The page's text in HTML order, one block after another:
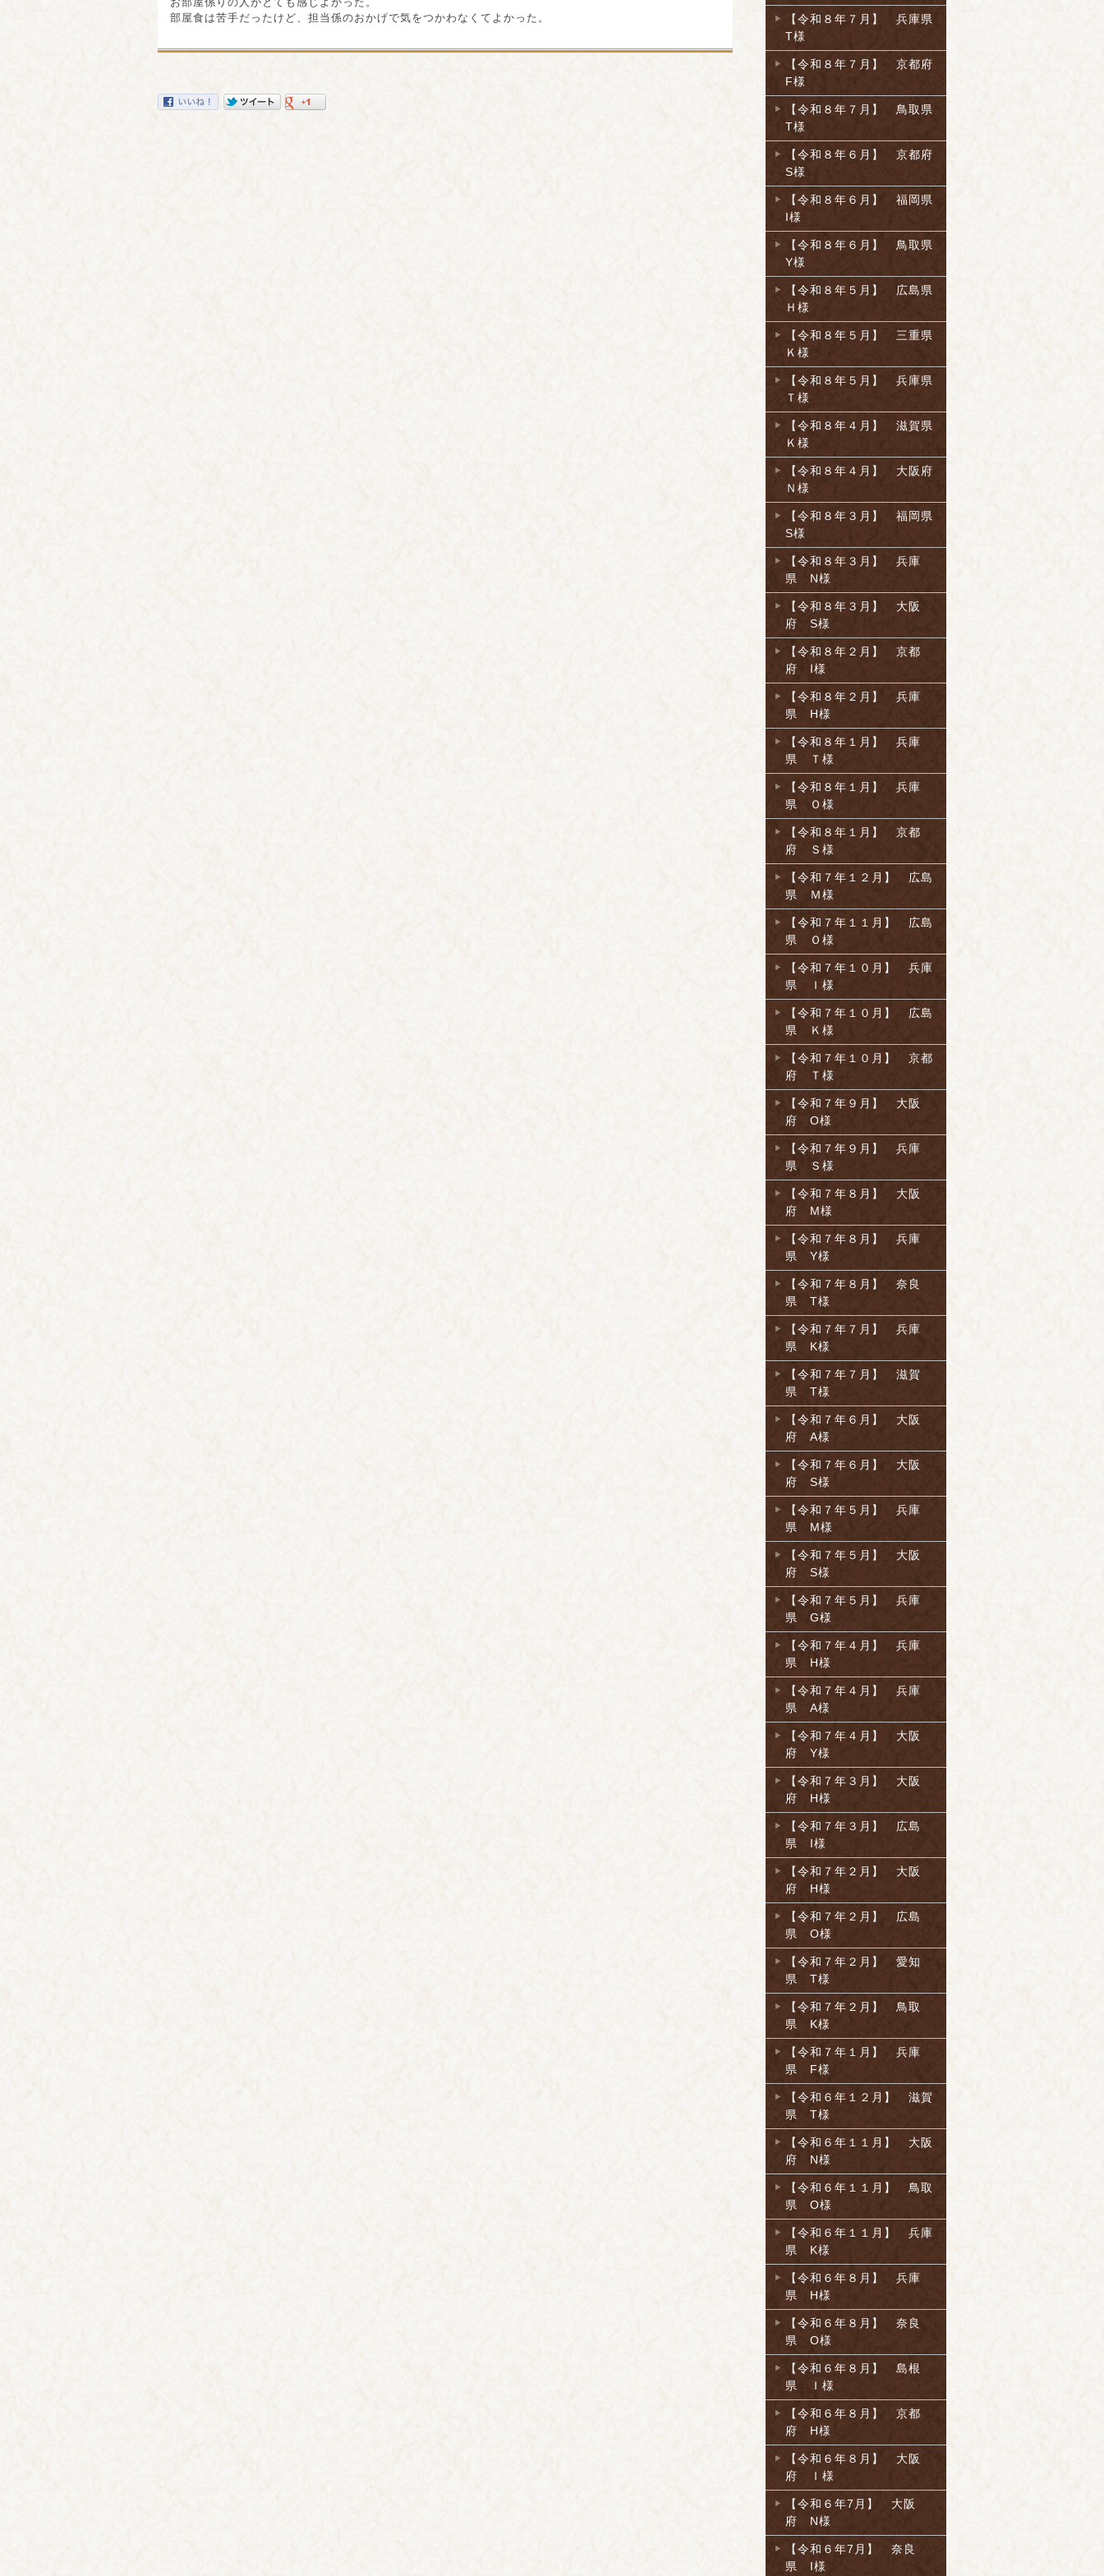
部屋食は苦手だったけど、担当係のおかげで気をつかわなくてよかった。
【令和８年７月】 兵庫県
T様
【令和８年７月】 京都府
F様
【令和８年７月】 鳥取県
T様
【令和８年６月】 京都府
S様
【令和８年６月】 福岡県
I様
【令和８年６月】 鳥取県
Y様
【令和８年５月】 広島県
Ｈ様
【令和８年５月】 三重県
Ｋ様
【令和８年５月】 兵庫県
Ｔ様
【令和８年４月】 滋賀県
Ｋ様
【令和８年４月】 大阪府
Ｎ様
【令和８年３月】 福岡県
S様
【令和８年３月】 兵庫
県 N様
【令和８年３月】 大阪
府 S様
【令和８年２月】 京都
府 I様
【令和８年２月】 兵庫
県 H様
【令和８年１月】 兵庫
県 Ｔ様
【令和８年１月】 兵庫
県 Ｏ様
【令和８年１月】 京都
府 Ｓ様
【令和７年１２月】 広島
県 Ｍ様
【令和７年１１月】 広島
県 Ｏ様
【令和７年１０月】 兵庫
県 Ｉ様
【令和７年１０月】 広島
県 Ｋ様
【令和７年１０月】 京都
府 Ｔ様
【令和７年９月】 大阪
府 O様
【令和７年９月】 兵庫
県 Ｓ様
【令和７年８月】 大阪
府 M様
【令和７年８月】 兵庫
県 Y様
【令和７年８月】 奈良
県 T様
【令和７年７月】 兵庫
県 K様
【令和７年７月】 滋賀
県 T様
【令和７年６月】 大阪
府 A様
【令和７年６月】 大阪
府 S様
【令和７年５月】 兵庫
県 M様
【令和７年５月】 大阪
府 S様
【令和７年５月】 兵庫
県 G様
【令和７年４月】 兵庫
県 H様
【令和７年４月】 兵庫
県 A様
【令和７年４月】 大阪
府 Y様
【令和７年３月】 大阪
府 H様
【令和７年３月】 広島
県 I様
【令和７年２月】 大阪
府 H様
【令和７年２月】 広島
県 O様
【令和７年２月】 愛知
県 T様
【令和７年２月】 鳥取
県 K様
【令和７年１月】 兵庫
県 F様
【令和６年１２月】 滋賀
県 T様
【令和６年１１月】 大阪
府 N様
【令和６年１１月】 鳥取
県 O様
【令和６年１１月】 兵庫
県 K様
【令和６年８月】 兵庫
県 H様
【令和６年８月】 奈良
県 O様
【令和６年８月】 島根
県 Ｉ様
【令和６年８月】 京都
府 H様
【令和６年８月】 大阪
府 Ｉ様
【令和６年7月】 大阪
府 N様
【令和６年7月】 奈良
県 I様